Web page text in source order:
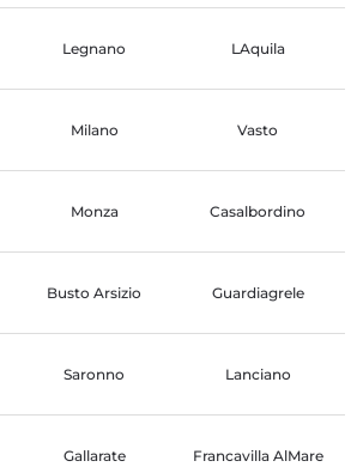
Legnano LAquila
Milano Vasto
Monza Casalbordino
Busto Arsizio Guardiagrele
Saronno Lanciano
Gallarate Francavilla AlMare